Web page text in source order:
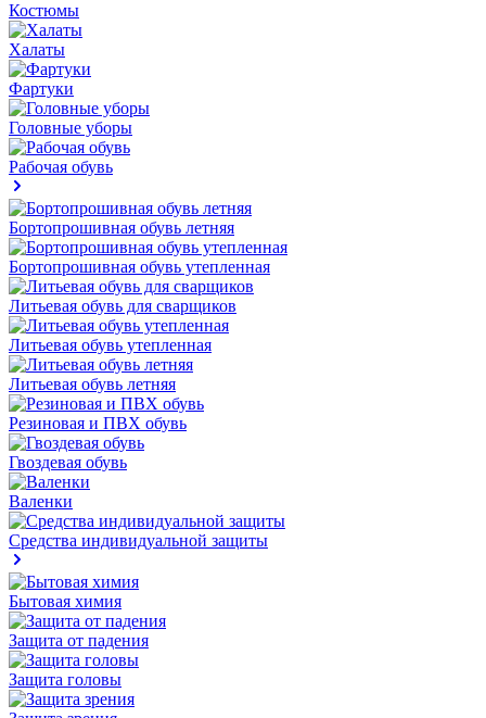
Костюмы
Халаты
Фартуки
Головные уборы
Рабочая обувь
Бортопрошивная обувь летняя
Бортопрошивная обувь утепленная
Литьевая обувь для сварщиков
Литьевая обувь утепленная
Литьевая обувь летняя
Резиновая и ПВХ обувь
Гвоздевая обувь
Валенки
Средства индивидуальной защиты
Бытовая химия
Защита от падения
Защита головы